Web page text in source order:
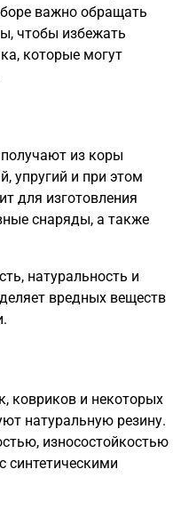
важно обращать
чтобы избежать
которые могут
из коры
упругий и при этом
для изготовления
снаряды, а также
натуральность и
вредных веществ
ковриков и некоторых
натуральную резину.
износостойкостью
синтетическими